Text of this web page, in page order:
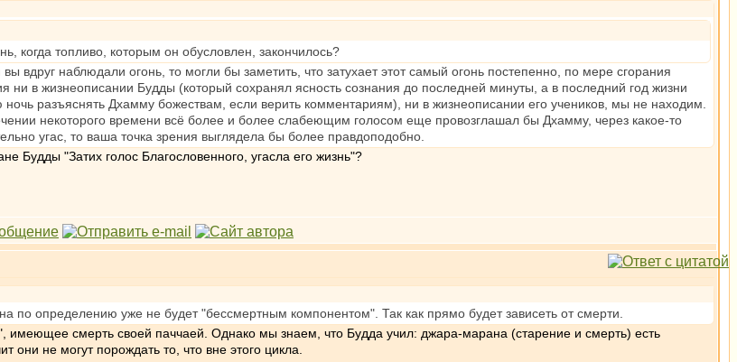
когда топливо, которым он обусловлен, закончилось?
вдруг наблюдали огонь, то могли бы заметить, что затухает этот самый огонь постепенно, по мере сгорания
ни в жизнеописании Будды (который сохранял ясность сознания до последней минуты, а в последний год жизни
разъяснять Дхамму божествам, если верить комментариям), ни в жизнеописании его учеников, мы не находим.
некоторого времени всё более и более слабеющим голосом еще провозглашал бы Дхамму, через какое-то
угас, то ваша точка зрения выглядела бы более правдоподобно.
Будды "Затих голос Благословенного, угасла его жизнь"?
по определению уже не будет "бессмертным компонентом". Так как прямо будет зависеть от смерти.
имеющее смерть своей паччаей. Однако мы знаем, что Будда учил: джара-марана (старение и смерть) есть
они не могут порождать то, что вне этого цикла.